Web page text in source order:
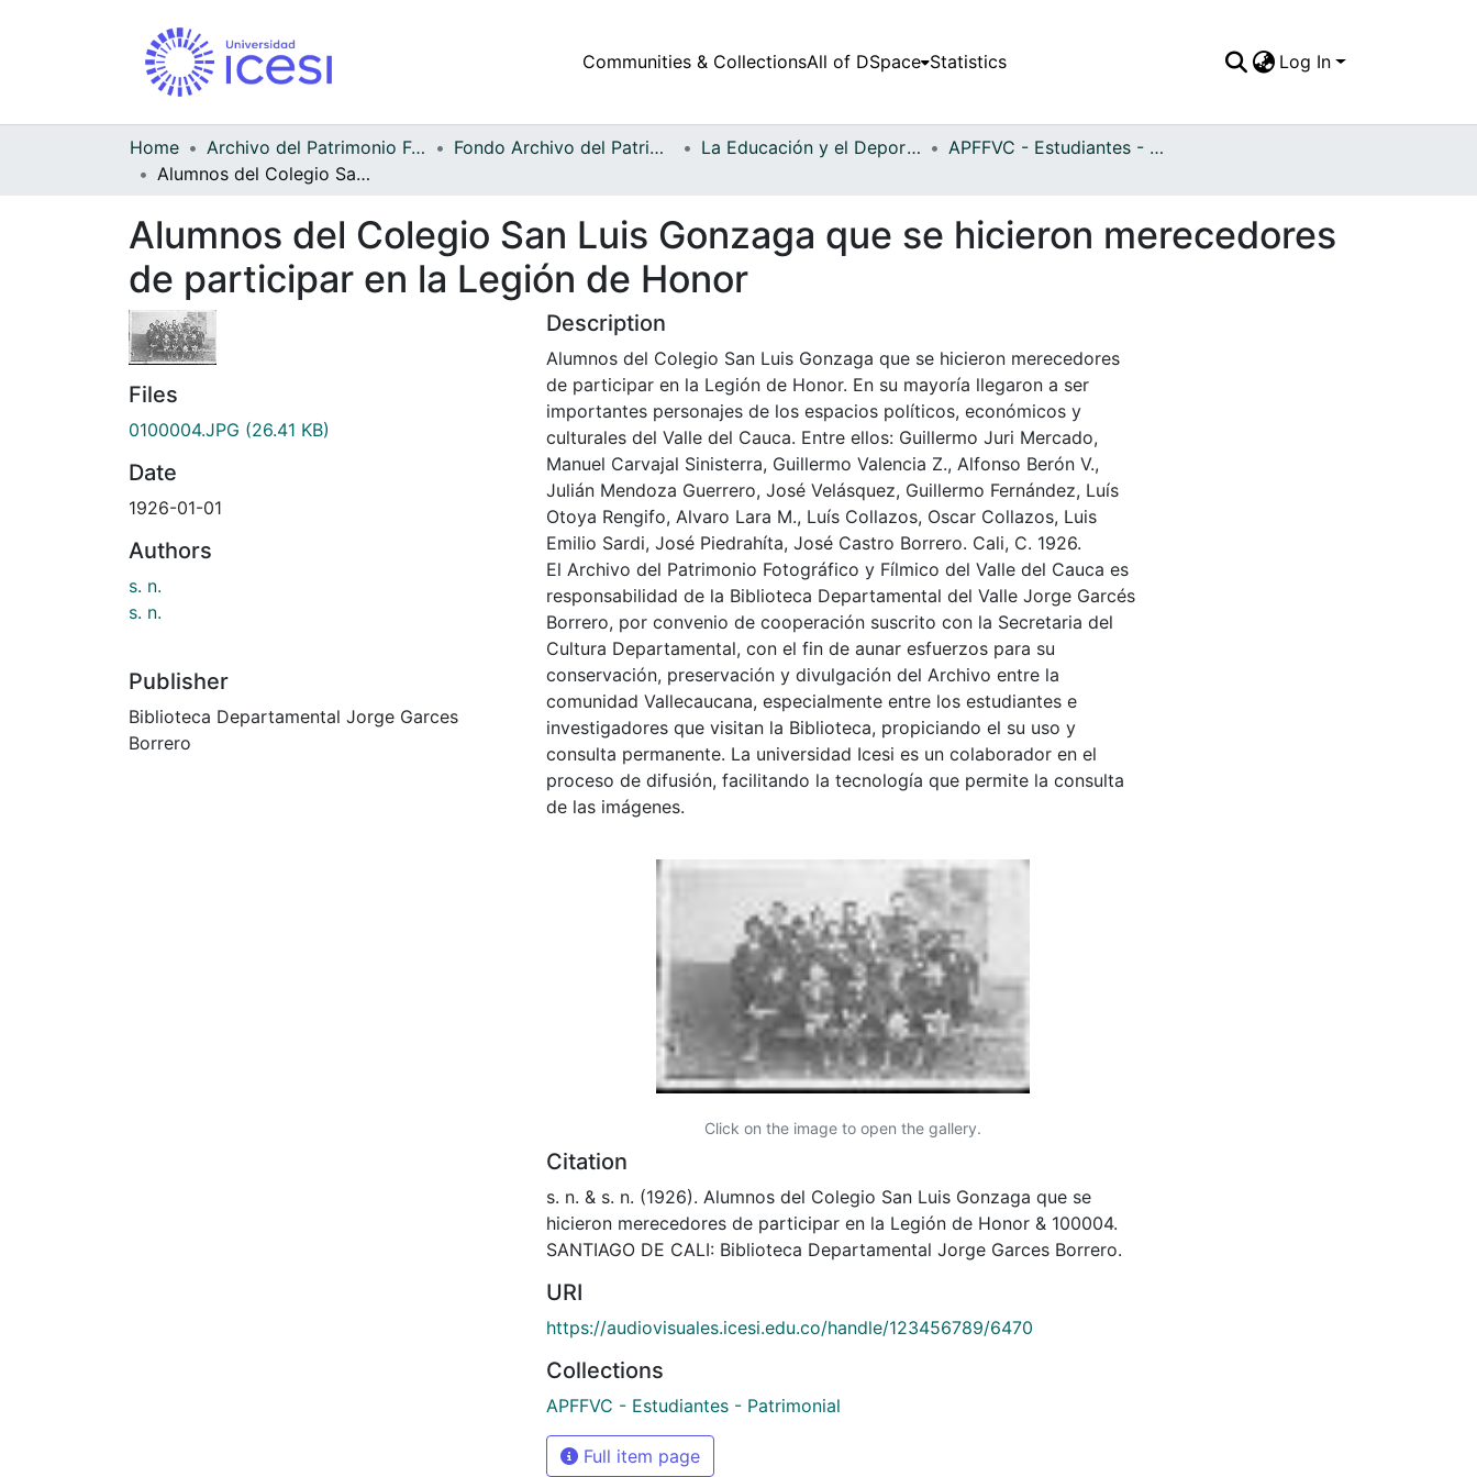
Communities & CollectionsAll of DSpace Statistics Log In
Home Archivo del Patrimonio Fotográfico y Fílmico del Valle del Cauca Fondo Archivo del Patrimonio Fotográfico y Fílmico del Valle del Cauca La Educación y el Deporte
APFFVC - Estudiantes - Patrimonial
Alumnos del Colegio San Luis Gonzaga que se hicieron merecedores de participar en la Legión de Honor
Alumnos del Colegio San Luis Gonzaga que se hicieron merecedores
de participar en la Legión de Honor
Files
0100004.JPG (26.41 KB)
Date
1926-01-01
Authors
s. n.
s. n.
Publisher
Biblioteca Departamental Jorge Garces
Borrero
Description
Alumnos del Colegio San Luis Gonzaga que se hicieron merecedores
de participar en la Legión de Honor. En su mayoría llegaron a ser
importantes personajes de los espacios políticos, económicos y
culturales del Valle del Cauca. Entre ellos: Guillermo Juri Mercado,
Manuel Carvajal Sinisterra, Guillermo Valencia Z., Alfonso Berón V.,
Julián Mendoza Guerrero, José Velásquez, Guillermo Fernández, Luís
Otoya Rengifo, Alvaro Lara M., Luís Collazos, Oscar Collazos, Luis
Emilio Sardi, José Piedrahíta, José Castro Borrero. Cali, C. 1926.
El Archivo del Patrimonio Fotográfico y Fílmico del Valle del Cauca es
responsabilidad de la Biblioteca Departamental del Valle Jorge Garcés
Borrero, por convenio de cooperación suscrito con la Secretaria del
Cultura Departamental, con el fin de aunar esfuerzos para su
conservación, preservación y divulgación del Archivo entre la
comunidad Vallecaucana, especialmente entre los estudiantes e
investigadores que visitan la Biblioteca, propiciando el su uso y
consulta permanente. La universidad Icesi es un colaborador en el
proceso de difusión, facilitando la tecnología que permite la consulta
de las imágenes.
Click on the image to open the gallery.
Citation
s. n. & s. n. (1926). Alumnos del Colegio San Luis Gonzaga que se
hicieron merecedores de participar en la Legión de Honor & 100004.
SANTIAGO DE CALI: Biblioteca Departamental Jorge Garces Borrero.
URI
https://audiovisuales.icesi.edu.co/handle/123456789/6470
Collections
APFFVC - Estudiantes - Patrimonial
Full item page